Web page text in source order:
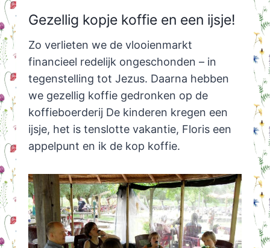
Gezellig kopje koffie en een ijsje!
Zo verlieten we de vlooienmarkt
financieel redelijk ongeschonden – in
tegenstelling tot Jezus. Daarna hebben
we gezellig koffie gedronken op de
koffieboerderij De kinderen kregen een
ijsje, het is tenslotte vakantie, Floris een
appelpunt en ik de kop koffie.